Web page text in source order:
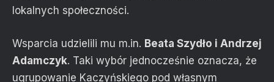
lokalnych społeczności.
Wsparcia udzielili mu m.in. Beata Szydło i Andrzej
Adamczyk. Taki wybór jednocześnie oznacza, że
ugrupowanie Kaczyńskiego pod własnym